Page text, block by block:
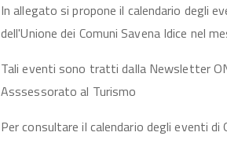
In allegato si propone il calendario degli
dell'Unione dei Comuni Savena Idice nel
Tali eventi sono tratti dalla Newsletter
Asssessorato al Turismo
Per consultare il calendario degli eventi di